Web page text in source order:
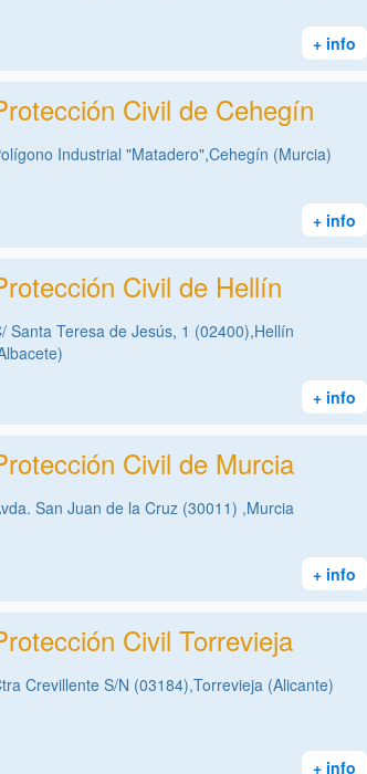
+ info
Civil de Cehegín
Industrial "Matadero",Cehegín (Murcia)
+ info
Civil de Hellín
Santa Teresa de Jesús, 1 (02400),Hellín
+ info
Civil de Murcia
San Juan de la Cruz (30011) ,Murcia
+ info
Civil Torrevieja
Crevillente S/N (03184),Torrevieja (Alicante)
+ info